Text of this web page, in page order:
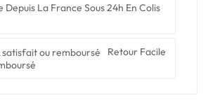
Depuis La France Sous 24h En Colis
Retour Facile